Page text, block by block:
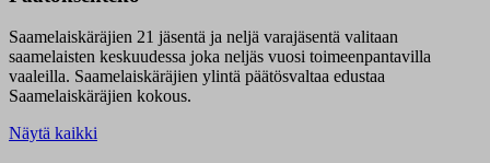
Saamelaiskäräjien 21 jäsentä ja neljä varajäsentä valitaan
saamelaisten keskuudessa joka neljäs vuosi toimeenpantavilla
vaaleilla. Saamelaiskäräjien ylintä päätösvaltaa edustaa
Saamelaiskäräjien kokous.
Näytä kaikki